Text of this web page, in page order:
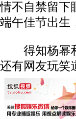
情不自禁留下
端午佳节出生
得知杨幂和
还有网友玩笑